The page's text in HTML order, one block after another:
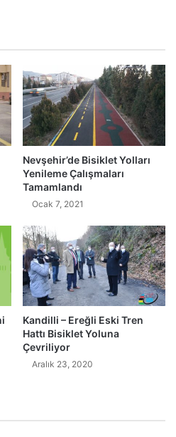
Nevşehir’de Bisiklet Yolları
Yenileme Çalışmaları
Tamamlandı
Ocak 7, 2021
Kandilli – Ereğli Eski Tren
Hattı Bisiklet Yoluna
Çevriliyor
Aralık 23, 2020